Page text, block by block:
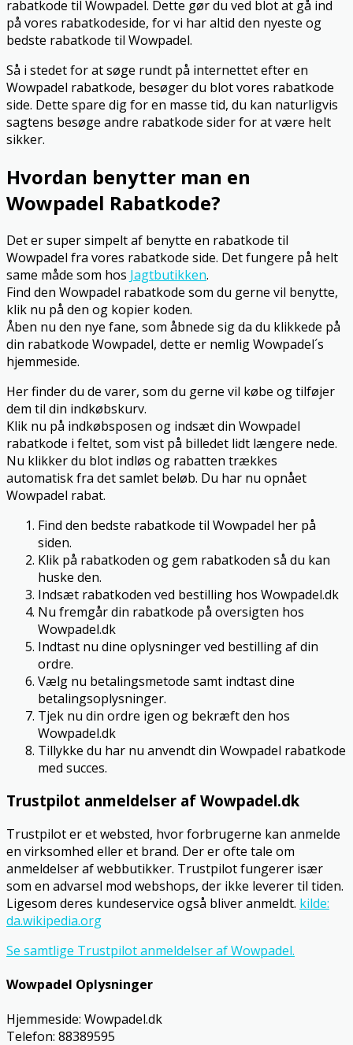
rabatkode til Wowpadel. Dette gør du ved blot at gå ind
på vores rabatkodeside, for vi har altid den nyeste og
bedste rabatkode til Wowpadel.
Så i stedet for at søge rundt på internettet efter en
Wowpadel rabatkode, besøger du blot vores rabatkode
side. Dette spare dig for en masse tid, du kan naturligvis
sagtens besøge andre rabatkode sider for at være helt
sikker.
Hvordan benytter man en
Wowpadel Rabatkode?
Det er super simpelt af benytte en rabatkode til
Wowpadel fra vores rabatkode side. Det fungere på helt
same måde som hos Jagtbutikken.
Find den Wowpadel rabatkode som du gerne vil benytte,
klik nu på den og kopier koden.
Åben nu den nye fane, som åbnede sig da du klikkede på
din rabatkode Wowpadel, dette er nemlig Wowpadel´s
hjemmeside.
Her finder du de varer, som du gerne vil købe og tilføjer
dem til din indkøbskurv.
Klik nu på indkøbsposen og indsæt din Wowpadel
rabatkode i feltet, som vist på billedet lidt længere nede.
Nu klikker du blot indløs og rabatten trækkes
automatisk fra det samlet beløb. Du har nu opnået
Wowpadel rabat.
Find den bedste rabatkode til Wowpadel her på
siden.
Klik på rabatkoden og gem rabatkoden så du kan
huske den.
Indsæt rabatkoden ved bestilling hos Wowpadel.dk
Nu fremgår din rabatkode på oversigten hos
Wowpadel.dk
Indtast nu dine oplysninger ved bestilling af din
ordre.
Vælg nu betalingsmetode samt indtast dine
betalingsoplysninger.
Tjek nu din ordre igen og bekræft den hos
Wowpadel.dk
Tillykke du har nu anvendt din Wowpadel rabatkode
med succes.
Trustpilot anmeldelser af Wowpadel.dk
Trustpilot er et websted, hvor forbrugerne kan anmelde
en virksomhed eller et brand. Der er ofte tale om
anmeldelser af webbutikker. Trustpilot fungerer især
som en advarsel mod webshops, der ikke leverer til tiden.
Ligesom deres kundeservice også bliver anmeldt. kilde:
da.wikipedia.org
Se samtlige Trustpilot anmeldelser af Wowpadel.
Wowpadel Oplysninger
Hjemmeside: Wowpadel.dk
Telefon: 88389595